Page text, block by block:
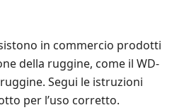
in commercio prodotti
della ruggine, come il WD-
Segui le istruzioni
per l’uso corretto.